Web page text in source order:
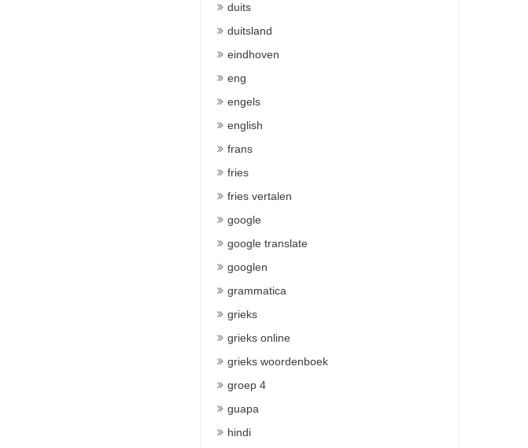
duits
duitsland
eindhoven
eng
engels
english
frans
fries
fries vertalen
google
google translate
googlen
grammatica
grieks
grieks online
grieks woordenboek
groep 4
guapa
hindi